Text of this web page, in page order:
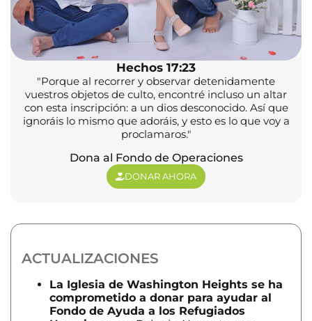
Hechos 17:23
"Porque al recorrer y observar detenidamente
vuestros objetos de culto, encontré incluso un altar
con esta inscripción: a un dios desconocido. Así que
ignoráis lo mismo que adoráis, y esto es lo que voy a
proclamaros."
Dona al Fondo de Operaciones
DONAR AHORA
ACTUALIZACIONES
La Iglesia de Washington Heights se ha
comprometido a donar para ayudar al
Fondo de Ayuda a los Refugiados